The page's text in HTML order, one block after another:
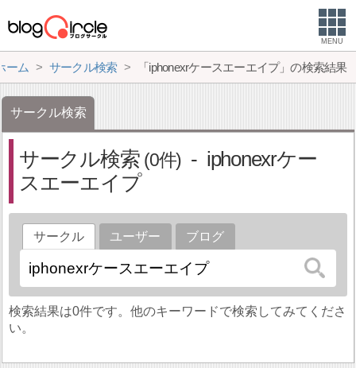
MENU
ーム サークル検索 「iphonexrケースエーエイプ」の検索結果
サークル検索
サークル検索 0
iphonexrケー
スエーエイプ
サークル ユーザー ブログ
検索結果は0件です。他のキーワードで検索してみてくださ
い。